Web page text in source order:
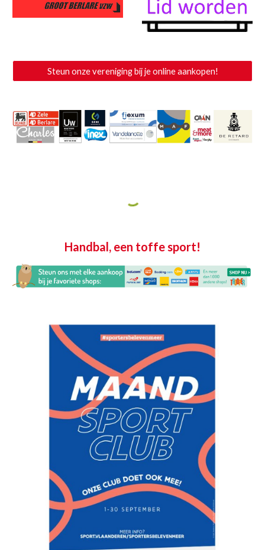
Steun onze vereniging bij je online aankopen!
Handbal, een toffe sport!